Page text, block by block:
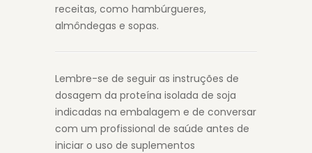
receitas, como hambúrgueres,
almôndegas e sopas.
Lembre-se de seguir as instruções de
dosagem da proteína isolada de soja
indicadas na embalagem e de conversar
com um profissional de saúde antes de
iniciar o uso de suplementos